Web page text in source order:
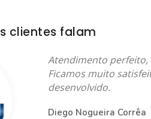
clientes falam
Atendimento perfeito,
Ficamos muito
desenvolvido.
Diego Nogueira Corrêa